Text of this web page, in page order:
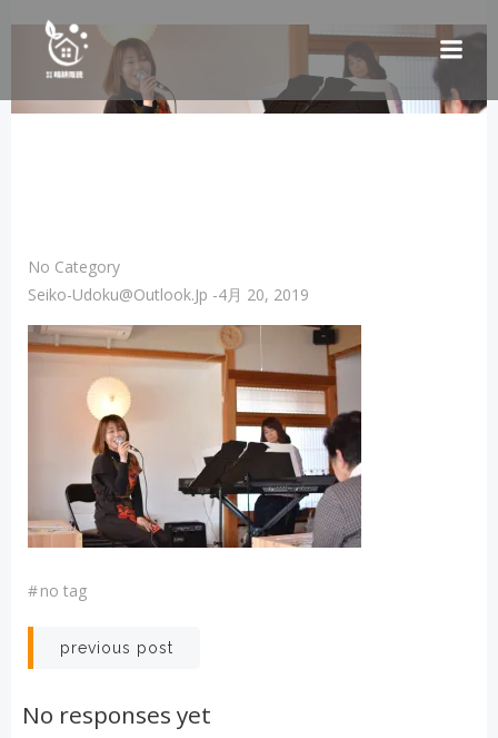
ツ
No Category
Seiko-Udoku@outlook.jp -4月 20, 2019
#no tag
投
稿
previous post
No responses yet